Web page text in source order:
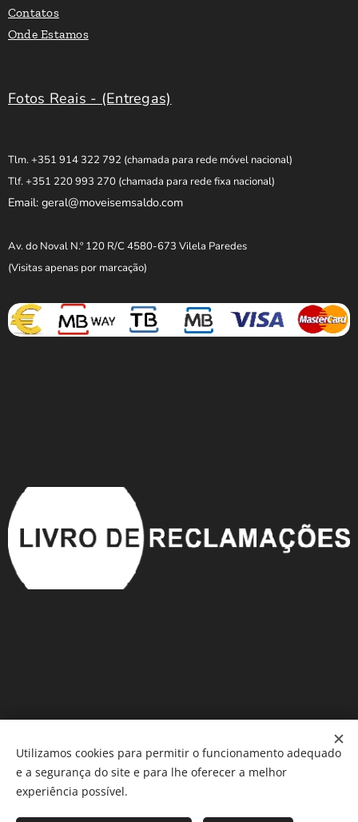
Contatos
Onde Estamos
Fotos Reais - (Entregas)
Tlm. +351 914 322 792 (chamada para rede móvel nacional)
Tlf. +351 220 993 270 (chamada para rede fixa nacional)
Email: geral@moveisemsaldo.com
Av. do Noval N.º 120 R/C 4580-673 Vilela Paredes
(Visitas apenas por marcação)
Móveis em Saldo ®️ Cookies
Utilizamos cookies para permitir o funcionamento adequado
e a segurança do site e para lhe oferecer a melhor
experiência possível.